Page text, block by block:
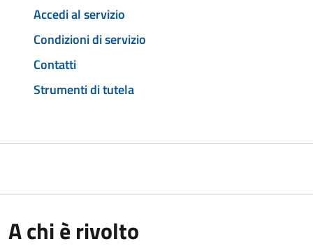
Accedi al servizio
Condizioni di servizio
Contatti
Strumenti di tutela
A chi è rivolto